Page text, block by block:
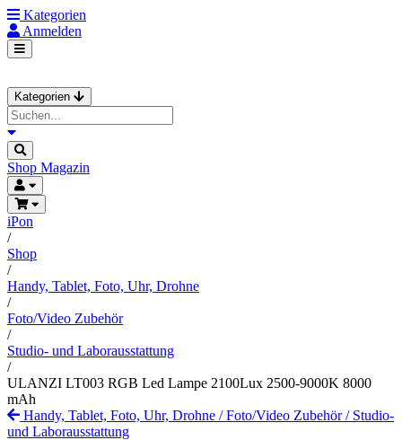
Kategorien
Anmelden
Kategorien
Shop Magazin
iPon
/
Shop
/
Handy, Tablet, Foto, Uhr, Drohne
/
Foto/Video Zubehör
/
Studio- und Laborausstattung
/
ULANZI LT003 RGB Led Lampe 2100Lux 2500-9000K 8000
mAh
Handy, Tablet, Foto, Uhr, Drohne /Foto/Video Zubehör/ Studio-
und Laborausstattung